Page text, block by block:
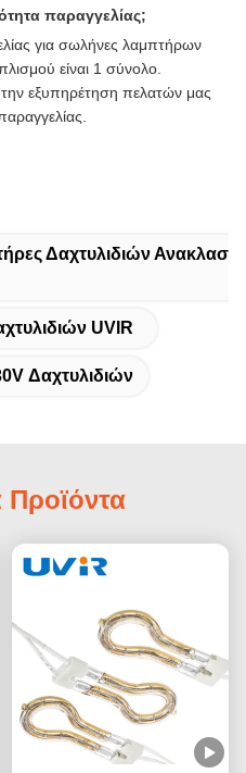
παραγγελίας;
για σωλήνες λαμπτήρων
είναι 1 σύνολο.
εξυπηρέτηση πελατών μας
Δαχτυλιδιών
UVIR
Δαχτυλιδιών
Προϊόντα